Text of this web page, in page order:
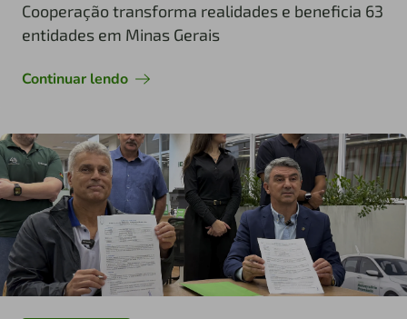
Cooperação transforma realidades e beneficia 63
entidades em Minas Gerais
Continuar lendo